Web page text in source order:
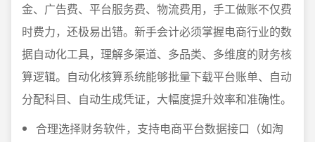
金、广告费、平台服务费、物流费用，手工做账不仅费
时费力，还极易出错。新手会计必须掌握电商行业的数
据自动化工具，理解多渠道、多品类、多维度的财务核
算逻辑。自动化核算系统能够批量下载平台账单、自动
分配科目、自动生成凭证，大幅度提升效率和准确性。
合理选择财务软件，支持电商平台数据接口（如淘